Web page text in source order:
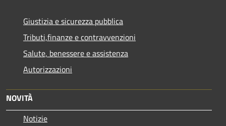
Giustizia e sicurezza pubblica
Tributi,finanze e contravvenzioni
Salute, benessere e assistenza
Autorizzazioni
NOVITÀ
Notizie